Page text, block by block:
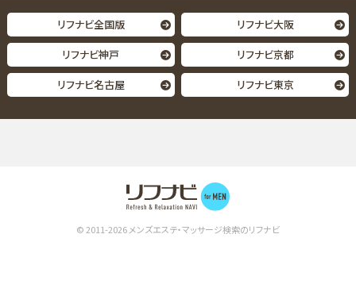
リフナビ全国版
リフナビ大阪
リフナビ神戸
リフナビ京都
リフナビ名古屋
リフナビ東京
© 2011-2026メンズエステ・マッサージ検索のリフナビ